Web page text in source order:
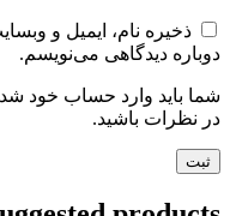
ذخیره نام، ایمیل و
دوباره دیدگاهی می‌نویسم.
شما باید وارد حساب خود
در نظرات باشید.